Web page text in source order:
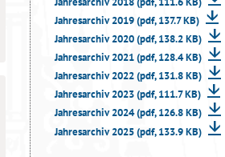
Jahresarchiv 2019 (pdf, 137.7 KB)
Jahresarchiv 2020 (pdf, 138.2 KB)
Jahresarchiv 2021 (pdf, 128.4 KB)
Jahresarchiv 2022 (pdf, 131.8 KB)
Jahresarchiv 2023 (pdf, 111.7 KB)
Jahresarchiv 2024 (pdf, 126.8 KB)
Jahresarchiv 2025 (pdf, 133.9 KB)